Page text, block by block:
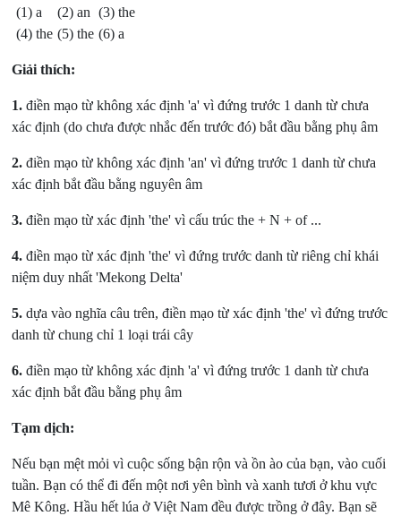
(1) a (2) an (3) the
(4) the (5) the (6) a
Giải thích:
1. điền mạo từ không xác định 'a' vì đứng trước 1 danh từ chưa
xác định (do chưa được nhắc đến trước đó) bắt đầu bằng phụ âm
2. điền mạo từ không xác định 'an' vì đứng trước 1 danh từ chưa
xác định bắt đầu bằng nguyên âm
3. điền mạo từ xác định 'the' vì cấu trúc the + N + of ...
4. điền mạo từ xác định 'the' vì đứng trước danh từ riêng chỉ khái
niệm duy nhất 'Mekong Delta'
5. dựa vào nghĩa câu trên, điền mạo từ xác định 'the' vì đứng trước
danh từ chung chỉ 1 loại trái cây
6. điền mạo từ không xác định 'a' vì đứng trước 1 danh từ chưa
xác định bắt đầu bằng phụ âm
Tạm dịch:
Nếu bạn mệt mỏi vì cuộc sống bận rộn và ồn ào của bạn, vào cuối
tuần. Bạn có thể đi đến một nơi yên bình và xanh tươi ở khu vực
Mê Kông. Hầu hết lúa ở Việt Nam đều được trồng ở đây. Bạn sẽ